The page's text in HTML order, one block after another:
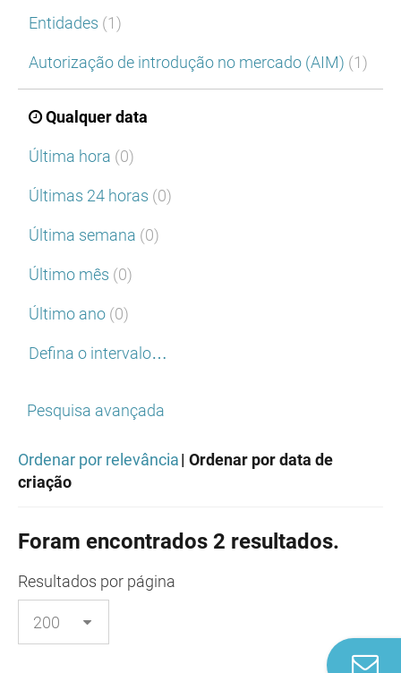
Entidades (1)
Autorização de introdução no mercado (AIM) (1)
Qualquer data
Última hora (0)
Últimas 24 horas (0)
Última semana (0)
Último mês (0)
Último ano (0)
Defina o intervalo…
Pesquisa avançada
Ordenar por relevância| Ordenar por data de
criação
Foram encontrados 2 resultados.
Resultados por página